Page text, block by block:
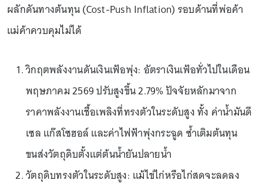
ผลักดันทางต้นทุน (Cost-Push Inflation) รอบด้านที่พ่อค้า
แม่ค้าควบคุมไม่ได้
วิกฤตพลังงานดันเงินเฟ้อพุ่ง: อัตราเงินเฟ้อทั่วไปในเดือน
พฤษภาคม 2569 ปรับสูงขึ้น 2.79% ปัจจัยหลักมาจาก
ราคาพลังงานเชื้อเพลิงที่ทรงตัวในระดับสูง ทั้ง ค่าน้ำมันดี
เซล แก๊สโซฮอล์ และค่าไฟฟ้าพุ่งกระฉูด ซ้ำเติมต้นทุน
ขนส่งวัตถุดิบตั้งแต่ต้นน้ำยันปลายน้ำ
วัตถุดิบทรงตัวในระดับสูง: แม้ไข่ไก่หรือไก่สดจะลดลง